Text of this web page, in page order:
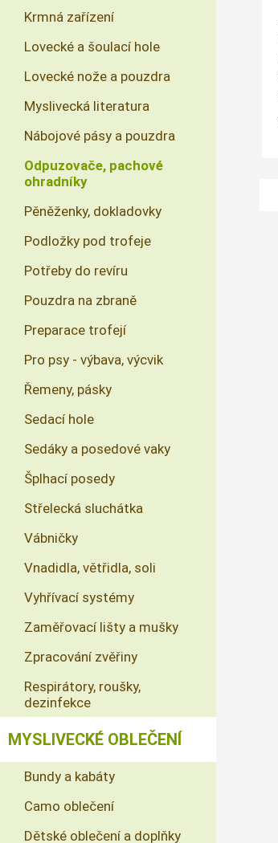
Krmná zařízení
Lovecké a šoulací hole
Lovecké nože a pouzdra
Myslivecká literatura
Nábojové pásy a pouzdra
Odpuzovače, pachové
ohradníky
Pěněženky, dokladovky
Podložky pod trofeje
Potřeby do revíru
Pouzdra na zbraně
Preparace trofejí
Pro psy - výbava, výcvik
Řemeny, pásky
Sedací hole
Sedáky a posedové vaky
Šplhací posedy
Střelecká sluchátka
Vábničky
Vnadidla, větřidla, soli
Vyhřívací systémy
Zaměřovací lišty a mušky
Zpracování zvěřiny
Respirátory, roušky,
dezinfekce
MYSLIVECKÉ OBLEČENÍ
Bundy a kabáty
Camo oblečení
Dětské oblečení a doplňky